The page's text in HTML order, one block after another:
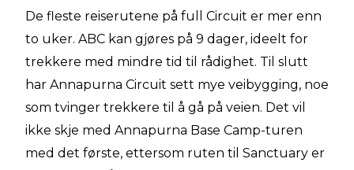
De fleste reiserutene på full Circuit er mer enn
to uker. ABC kan gjøres på 9 dager, ideelt for
trekkere med mindre tid til rådighet. Til slutt
har Annapurna Circuit sett mye veibygging, noe
som tvinger trekkere til å gå på veien. Det vil
ikke skje med Annapurna Base Camp-turen
med det første, ettersom ruten til Sanctuary er